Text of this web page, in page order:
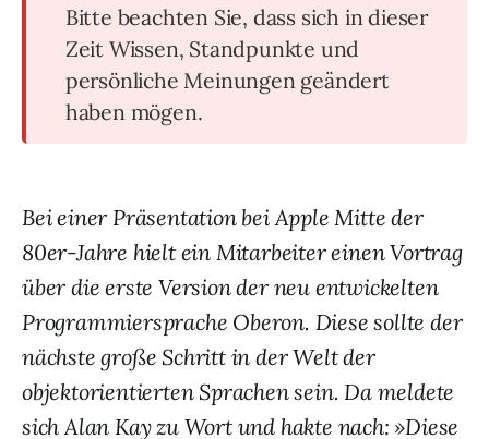
Bitte beachten Sie, dass sich in dieser
Zeit Wissen, Standpunkte und
persönliche Meinungen geändert
haben mögen.
Bei einer Präsentation bei Apple Mitte der
80er-Jahre hielt ein Mitarbeiter einen Vortrag
über die erste Version der neu entwickelten
Programmiersprache Oberon. Diese sollte der
nächste große Schritt in der Welt der
objektorientierten Sprachen sein. Da meldete
sich Alan Kay zu Wort und hakte nach: »Diese